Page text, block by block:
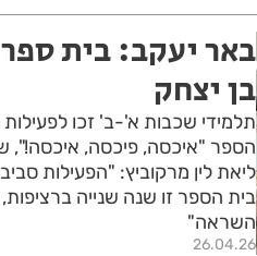
באר יעקב: בית
בן יצחק
תלמידי שכבות א'-ב' זכו
הספר "איכסה, פיכסה,
ליאת לין מרקוביץ: "הפעילות
בית הספר זו שנה שנייה
השראה"
26.04.26